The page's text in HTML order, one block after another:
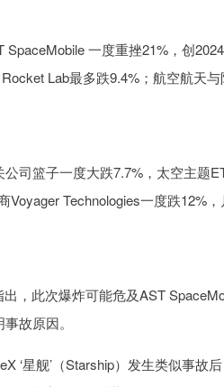
一度重挫21%，创
Lab最多跌9.4%；航空航天与
司篮子一度大跌7.7%，太空主题
Technologies一度跌12%
此次爆炸可能危及AST
故原因。
星舰’（Starship）发生类似事故